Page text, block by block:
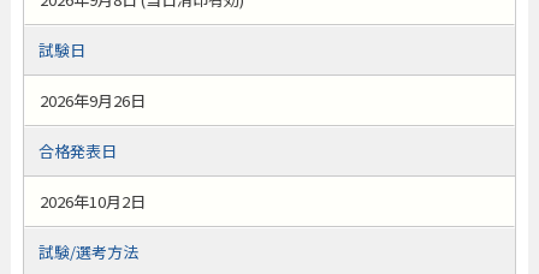
試験日
2026年9月26日
合格発表日
2026年10月2日
試験/選考方法